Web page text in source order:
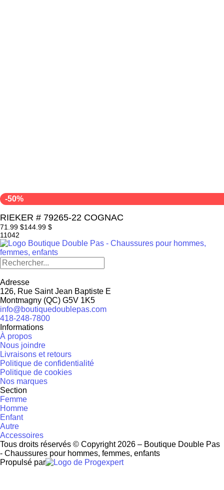
-50%
RIEKER # 79265-22 COGNAC
71.99 $144.99 $
11042
Adresse
126, Rue Saint Jean Baptiste E
Montmagny (QC) G5V 1K5
info@boutiquedoublepas.com
418-248-7800
Informations
À propos
Nous joindre
Livraisons et retours
Politique de confidentialité
Politique de cookies
Nos marques
Section
Femme
Homme
Enfant
Autre
Accessoires
Tous droits réservés © Copyright 2026 – Boutique Double Pas
- Chaussures pour hommes, femmes, enfants
Propulsé par